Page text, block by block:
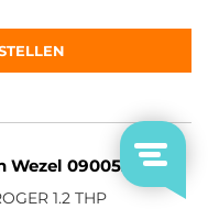
Wezel 09005231
1.2 THP